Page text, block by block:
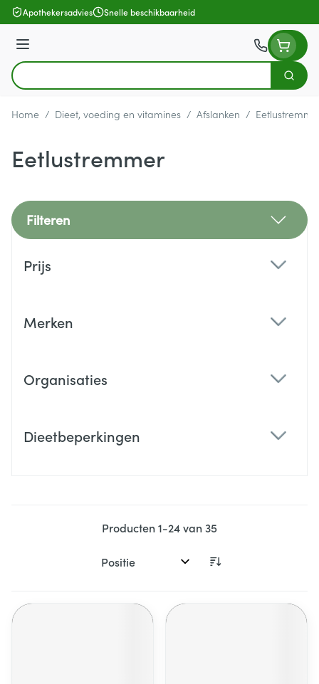
Ga naar de inhoud
Apothekersadvies Snelle beschikbaarheid
Menu
Product, merk, categorie...
Zoek
Home / Dieet, voeding en vitamines / Afslanken /
Eetlustremmer
Filteren
Prijs
Merken
Organisaties
Dieetbeperkingen
Producten1-24van35
Sorteer op: